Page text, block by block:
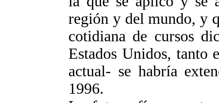
región y del mundo, y
cotidiana de cursos
Estados Unidos, tanto
actual- se habría
1996.